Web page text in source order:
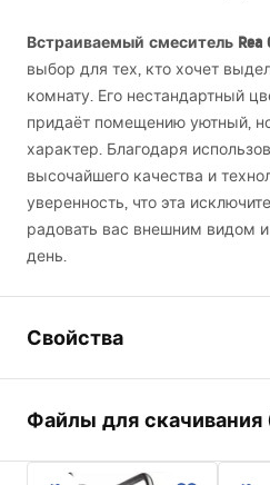
Встраиваемый смеситель Rea
выбор для тех, кто хочет
комнату. Его нестандартный
придаёт помещению уютный,
характер. Благодаря
высочайшего качества и
уверенность, что эта
радовать вас внешним видом
день.
Свойства
Способ монтажа
Файлы для скачивания